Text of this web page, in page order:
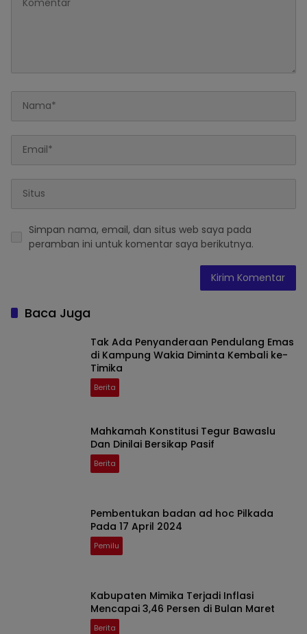
Simpan nama, email, dan situs web saya pada
peramban ini untuk komentar saya berikutnya.
Baca Juga
Tak Ada Penyanderaan Pendulang Emas
di Kampung Wakia Diminta Kembali ke-
Timika
Berita
Mahkamah Konstitusi Tegur Bawaslu
Dan Dinilai Bersikap Pasif
Berita
Pembentukan badan ad hoc Pilkada
Pada 17 April 2024
Pemilu
Kabupaten Mimika Terjadi Inflasi
Mencapai 3,46 Persen di Bulan Maret
Berita